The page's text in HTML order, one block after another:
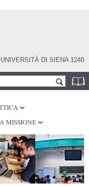
UNIVERSITÀ DI SIENA 1240
di ricerca
MISSIONE